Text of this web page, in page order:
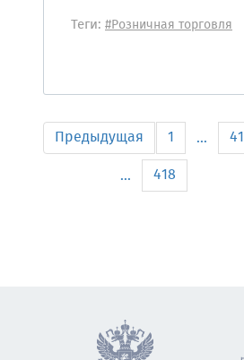
Теги: #Розничная торговля
Предыдущая 1 ...
...
418